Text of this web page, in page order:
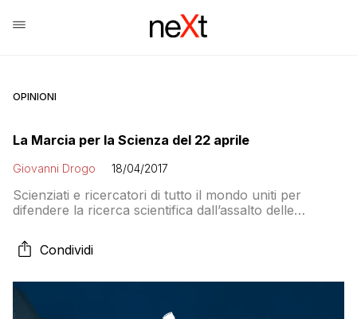
OPINIONI
La Marcia per la Scienza del 22 aprile
Giovanni Drogo 18/04/2017
Scienziati e ricercatori di tutto il mondo uniti per
difendere la ricerca scientifica dall’assalto delle
perché la scienza è un patrimonio di tutti e per non
affidare il nostro futuro a teorie anti-scientifiche e a
Condividi